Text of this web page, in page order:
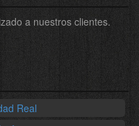
a nuestros clientes.
Real